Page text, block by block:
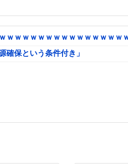
ｗｗｗｗｗｗｗｗｗｗｗｗｗｗｗ
保という条件付き」